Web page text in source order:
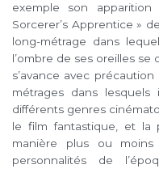
exemple son
Sorcerer’s Apprentice » de
long-métrage dans
l’ombre de ses oreilles se
s’avance avec
métrages dans
différents genres
le film fantastique, et la
manière plus ou
personnalités de